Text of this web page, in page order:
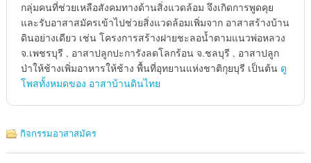
กลุ่มคนที่ช่วยเหลือสังคมทางด้านสิ่งแวดล้อม จึงเกิดการพูดคุย
และรับอาสาสมัครเข้าไปช่วยสิ่งแวดล้อมเพิ่มจาก อาสาสร้างบ้าน
ดินอย่างเดียว เช่น โครงการสร้างฝายชะลอน้ำตามแนวพ่อหลวง
จ.เพชรบุรี , อาสาปลูกปะการังลดโลกร้อน จ.ชลบุรี , อาสาปลูก
ป่าให้ช้างเพิ่มอาหารให้ช้าง พื้นที่อุทยานแห่งชาติกุยบุรี เป็นต้น ดู
โพสทั้งหมดของ อาสาบ้านดินไทย
กิจกรรมอาสาสมัคร